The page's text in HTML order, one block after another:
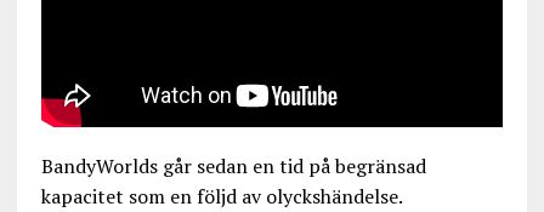
BandyWorlds går sedan en tid på begränsad
kapacitet som en följd av olyckshändelse.